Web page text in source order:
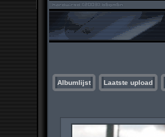
Albumlijst Laatste upload